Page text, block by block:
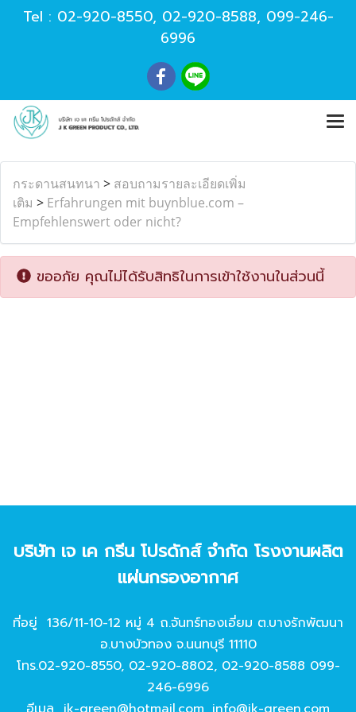
Tel : 02-920-8550, 02-920-8588, 099-246-
6996
กระดานสนทนา > สอบถามรายละเอียดเพิ่ม
เติม > Erfahrungen mit buynblue.com –
Empfehlenswert oder nicht?
ขออภัย คุณไม่ได้รับสิทธิในการเข้าใช้งานในส่วนนี้
บริษัท เจ เค กรีน โปรดักส์ จํากัด โรงงานผลิต
แผ่นกรองอากาศ
ที่อยู่ 136/11-10-12 หมู่ 4 ถ.จันทร์ทองเอี่ยม ต.บางรักพัฒนา
อ.บางบัวทอง จ.นนทบุรี 11110
โทร.02-920-8550, 02-920-8802, 02-920-8588 099-
246-6996